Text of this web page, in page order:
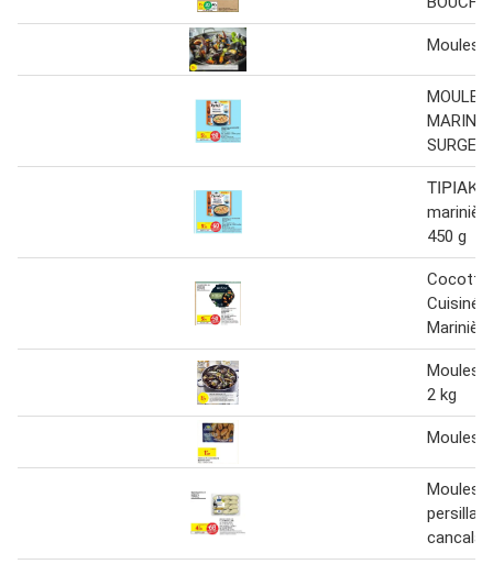
Moules
ΤΙΡΙΑΚ
450 g
Cocotte
Moules
2 kg
Moules
Moules